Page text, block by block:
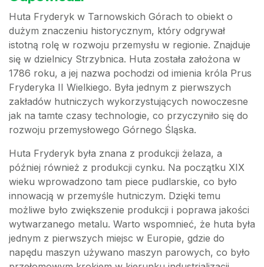
Huta Fryderyk w Tarnowskich Górach to obiekt o
dużym znaczeniu historycznym, który odgrywał
istotną rolę w rozwoju przemysłu w regionie. Znajduje
się w dzielnicy Strzybnica. Huta została założona w
1786 roku, a jej nazwa pochodzi od imienia króla Prus
Fryderyka II Wielkiego. Była jednym z pierwszych
zakładów hutniczych wykorzystujących nowoczesne
jak na tamte czasy technologie, co przyczyniło się do
rozwoju przemysłowego Górnego Śląska.
Huta Fryderyk była znana z produkcji żelaza, a
później również z produkcji cynku. Na początku XIX
wieku wprowadzono tam piece pudlarskie, co było
innowacją w przemyśle hutniczym. Dzięki temu
możliwe było zwiększenie produkcji i poprawa jakości
wytwarzanego metalu. Warto wspomnieć, że huta była
jednym z pierwszych miejsc w Europie, gdzie do
napędu maszyn używano maszyn parowych, co było